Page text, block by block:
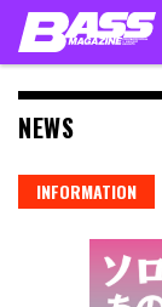
Skip
content
NEWS
INFORMATION